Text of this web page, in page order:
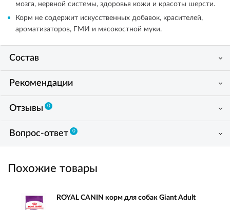
мозга, нервной системы, здоровья кожи и красоты шерсти.
Корм не содержит искусственных добавок, красителей,
ароматизаторов, ГМИ и мясокостной муки.
Состав
Рекомендации
Отзывы 0
Вопрос-ответ 0
Похожие товары
ROYAL CANIN корм для собак Giant Adult